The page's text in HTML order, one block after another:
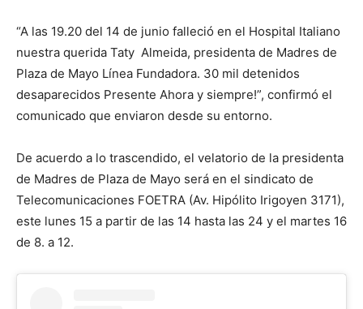
“A las 19.20 del 14 de junio falleció en el Hospital Italiano
nuestra querida Taty Almeida, presidenta de Madres de
Plaza de Mayo Línea Fundadora. 30 mil detenidos
desaparecidos Presente Ahora y siempre!”, confirmó el
comunicado que enviaron desde su entorno.
De acuerdo a lo trascendido, el velatorio de la presidenta
de Madres de Plaza de Mayo será en el sindicato de
Telecomunicaciones FOETRA (Av. Hipólito Irigoyen 3171),
este lunes 15 a partir de las 14 hasta las 24 y el martes 16
de 8. a 12.